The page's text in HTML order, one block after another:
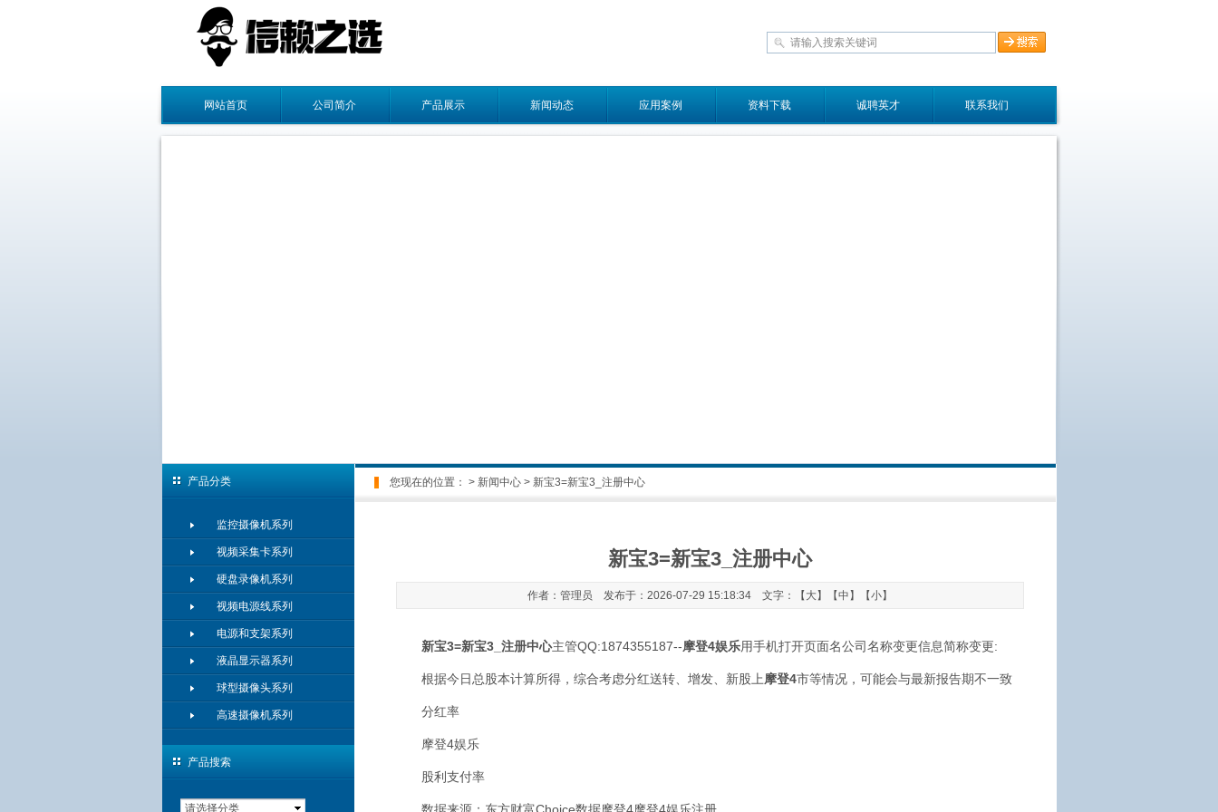
网站首页 公司简介 产品展示 新闻动态 应用案例 资料下载 诚聘英才 联系我们
产品搜索
请选择分类
您现在的位置： > 新闻中心 > 新宝3=新宝3_注册中心
产品分类
监控摄像机系列
视频采集卡系列
硬盘录像机系列
视频电源线系列
电源和支架系列
液晶显示器系列
球型摄像头系列
高速摄像机系列
新宝3=新宝3_注册中心
作者：管理员 发布于：2026-07-29 15:18:34 文字：【 大】【中 】【小】
新宝3=新宝3_注册中心主管QQ:1874355187--摩登4娱乐用手机打开页面名公司名称变更信息简称变更:
根据今日总股本计算所得，综合考虑分红送转、增发、新股上摩登4市等情况，可能会与最新报告期不一致
分红率
摩登4娱乐
股利支付率